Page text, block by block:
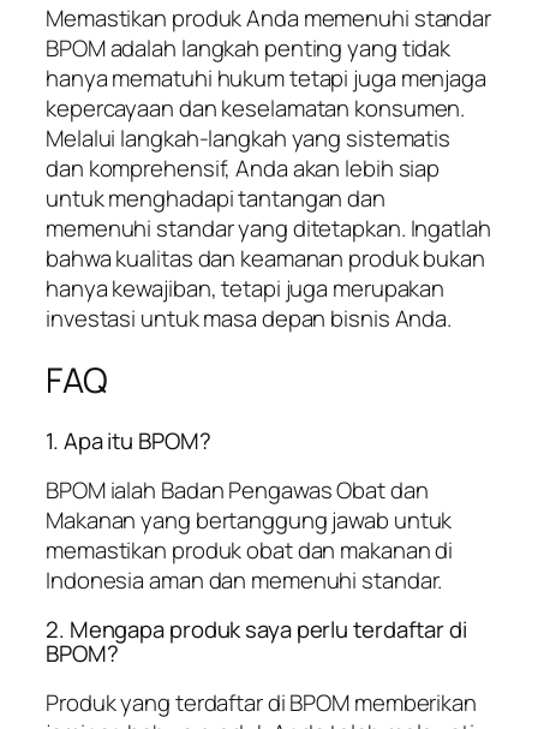
Memastikan produk Anda memenuhi standar
BPOM adalah langkah penting yang tidak
hanya mematuhi hukum tetapi juga menjaga
kepercayaan dan keselamatan konsumen.
Melalui langkah-langkah yang sistematis
dan komprehensif, Anda akan lebih siap
untuk menghadapi tantangan dan
memenuhi standar yang ditetapkan. Ingatlah
bahwa kualitas dan keamanan produk bukan
hanya kewajiban, tetapi juga merupakan
investasi untuk masa depan bisnis Anda.
FAQ
1. Apa itu BPOM?
BPOM ialah Badan Pengawas Obat dan
Makanan yang bertanggung jawab untuk
memastikan produk obat dan makanan di
Indonesia aman dan memenuhi standar.
2. Mengapa produk saya perlu terdaftar di
BPOM?
Produk yang terdaftar di BPOM memberikan